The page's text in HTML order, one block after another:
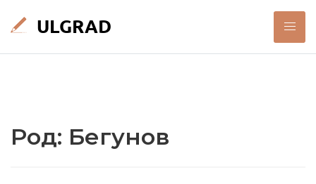
Род: Бегунов